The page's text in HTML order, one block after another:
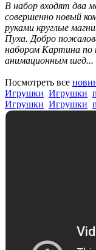
В набор входят два
совершенно новый
руками круглые
Пуха. Добро
набором Картина по
анимационным шед...
Посмотреть все
Игрушки Игрушки
Игрушки Игрушки